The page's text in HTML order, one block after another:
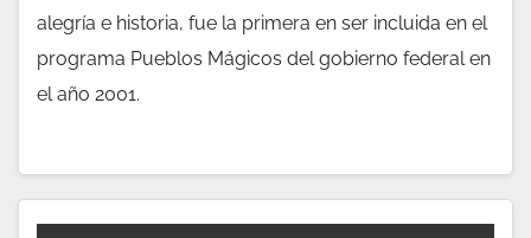
alegría e historia, fue la primera en ser incluida en el
programa Pueblos Mágicos del gobierno federal en
el año 2001.